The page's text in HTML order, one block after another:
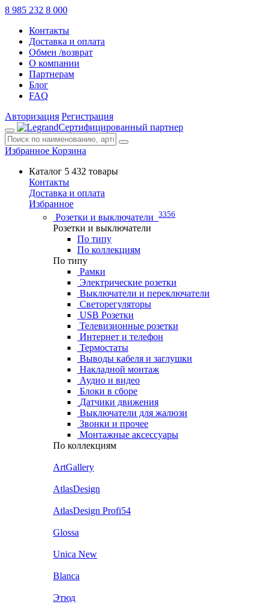
8 985 232 8 000
Контакты
Доставка и оплата
Обмен /возврат
О компании
Партнерам
Блог
FAQ
Авторизация Регистрация
Сертифицированный партнер
Избранное Корзина
Каталог 5 432 товары
Контакты
Доставка и оплата
Избранное
Розетки и выключатели 3356
Розетки и выключатели
По типу
По коллекциям
По типу
Рамки
Электрические розетки
Выключатели и переключатели
Светорегуляторы
USB Розетки
Телевизионные розетки
Интернет и телефон
Термостаты
Выводы кабеля и заглушки
Накладной монтаж
Аудио и видео
Блоки в сборе
Датчики движения
Выключатели для жалюзи
Звонки и прочее
Монтажные аксессуары
По коллекциям
ArtGallery
AtlasDesign
AtlasDesign Profi54
Glossa
Unica New
Blanca
Этюд